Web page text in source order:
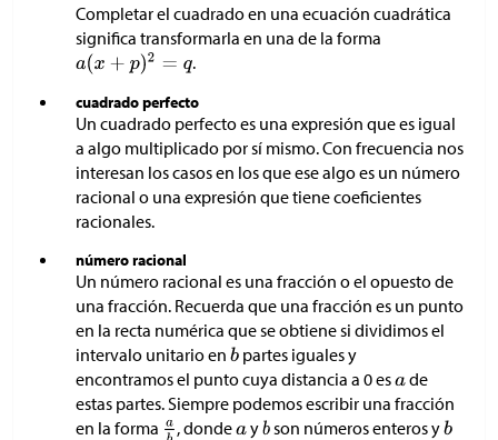
Completar el cuadrado en una ecuación cuadrática
significa transformarla en una de la forma
.
cuadrado perfecto
Un cuadrado perfecto es una expresión que es igual
a algo multiplicado por sí mismo. Con frecuencia nos
interesan los casos en los que ese algo es un número
racional o una expresión que tiene coeficientes
racionales.
número racional
Un número racional es una fracción o el opuesto de
una fracción. Recuerda que una fracción es un punto
en la recta numérica que se obtiene si dividimos el
intervalo unitario en partes iguales y
encontramos el punto cuya distancia a 0 es
de
estas partes. Siempre podemos escribir una fracción
en la forma
, donde y
son números enteros y